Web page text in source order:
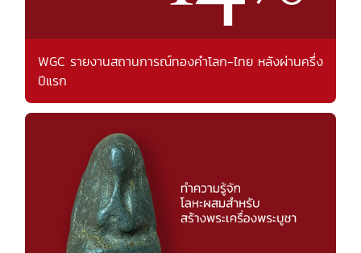
WGC รายงานสถานการณ์ทองคำโลก-ไทย หลังผ่านครึ่ง
ปีแรก